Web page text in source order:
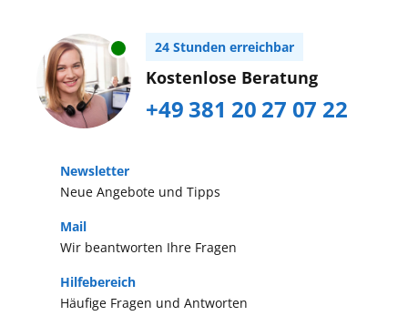
24 Stunden erreichbar
Kostenlose Beratung
+49 381 20 27 07 22
Neue Angebote und Tipps
Newsletter
Häufige Fragen und Antworten
Hilfebereich
Wir beantworten Ihre Fragen